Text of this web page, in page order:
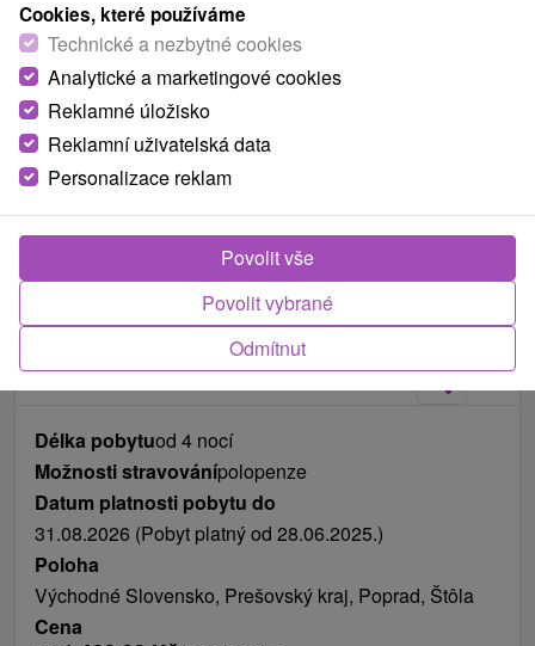
Fotografie od zákazníků +29
Délka pobytuod 4 nocí
Možnosti stravovánípolopenze
Datum platnosti pobytu do
31.08.2026 (Pobyt platný od 28.06.2025.)
Poloha
Východné Slovensko, Prešovský kraj, Poprad, Štôla
Cena
Cookies, které používáme
Technické a nezbytné cookies
Analytické a marketingové cookies
Reklamné úložisko
Reklamní uživatelská data
Personalizace reklam
Odmítnut
Povolit vybrané
Povolit vše